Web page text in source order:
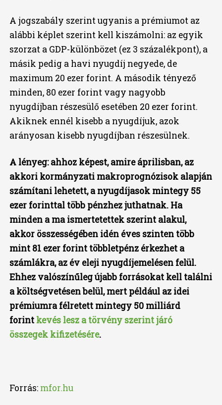
A jogszabály szerint ugyanis a prémiumot az
alábbi képlet szerint kell kiszámolni: az egyik
szorzat a GDP-különbözet (ez 3 százalékpont), a
másik pedig a havi nyugdíj negyede, de
maximum 20 ezer forint. A második tényező
minden, 80 ezer forint vagy nagyobb
nyugdíjban részesülő esetében 20 ezer forint.
Akiknek ennél kisebb a nyugdíjuk, azok
arányosan kisebb nyugdíjban részesülnek.
A lényeg: ahhoz képest, amire áprilisban, az
akkori kormányzati makroprognózisok alapján
számítani lehetett, a nyugdíjasok mintegy 55
ezer forinttal több pénzhez juthatnak. Ha
minden a ma ismertetettek szerint alakul,
akkor összességében idén éves szinten több
mint 81 ezer forint többletpénz érkezhet a
számlákra, az év eleji nyugdíjemelésen felül.
Ehhez valószínűleg újabb forrásokat kell találni
a költségvetésen belül, mert például az idei
prémiumra félretett mintegy 50 milliárd
forintkevés lesz a törvény szerint járó
összegek kifizetésére.
Forrás: mfor.hu